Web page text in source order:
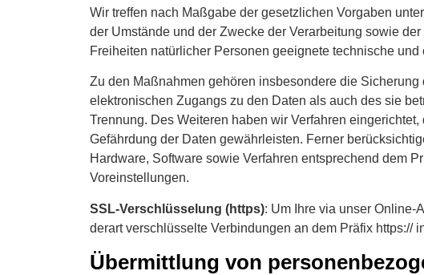
Wir treffen nach Maßgabe der gesetzlichen Vorgaben
der Umstände und der Zwecke der Verarbeitung sowie
Freiheiten natürlicher Personen geeignete technische
Zu den Maßnahmen gehören insbesondere die
elektronischen Zugangs zu den Daten als auch des sie
Trennung. Des Weiteren haben wir Verfahren
Gefährdung der Daten gewährleisten. Ferner
Hardware, Software sowie Verfahren entsprechend dem
Voreinstellungen.
SSL-Verschlüsselung (https): Um Ihre via unser Online-
derart verschlüsselte Verbindungen an dem Präfix https://
Übermittlung von